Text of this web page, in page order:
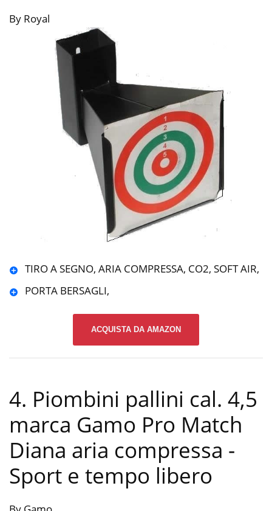
By Royal
TIRO A SEGNO, ARIA COMPRESSA, CO2, SOFT AIR,
PORTA BERSAGLI,
ACQUISTA DA AMAZON
4. Piombini pallini cal. 4,5
marca Gamo Pro Match
Diana aria compressa -
Sport e tempo libero